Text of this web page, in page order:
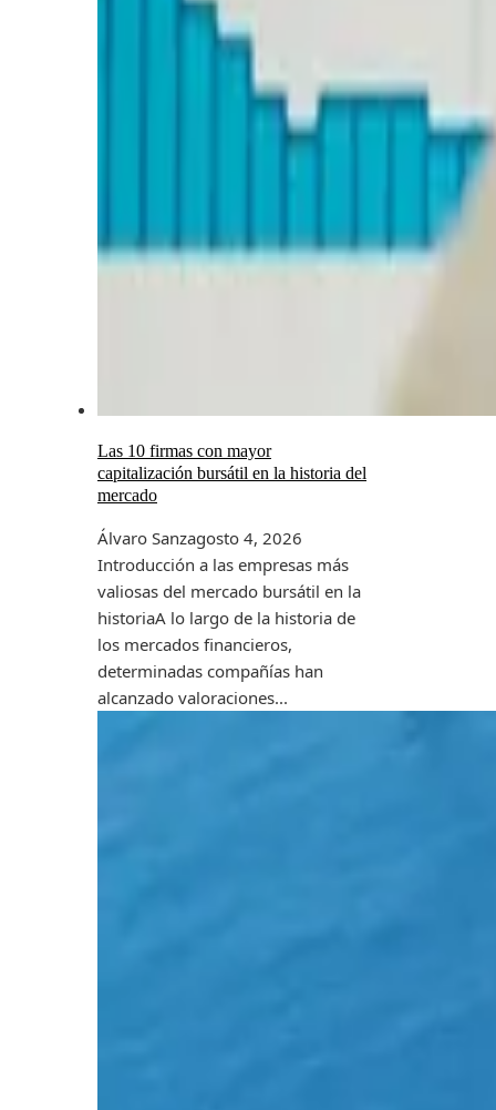
Las 10 firmas con mayor
capitalización bursátil en la historia del
mercado
Álvaro Sanzagosto 4, 2026
Introducción a las empresas más
valiosas del mercado bursátil en la
historiaA lo largo de la historia de
los mercados financieros,
determinadas compañías han
alcanzado valoraciones...